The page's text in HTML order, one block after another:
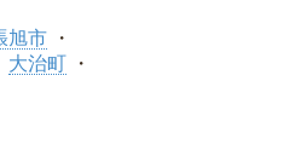
旭市
大治町